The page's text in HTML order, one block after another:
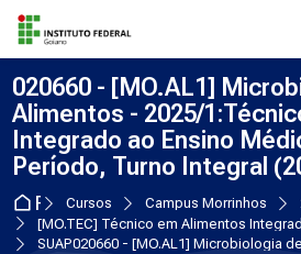
Skip to navigation
Skip to login form
Ir para o conteúdo principal
Skip to accessibility options
Skip to footer
Skip accessibility options
020660 - [MO.AL1]
Alimentos - 2025/
Integrado ao Ensino
Período, Turno Integral
Página inicial
Cursos Campus Morrinhos